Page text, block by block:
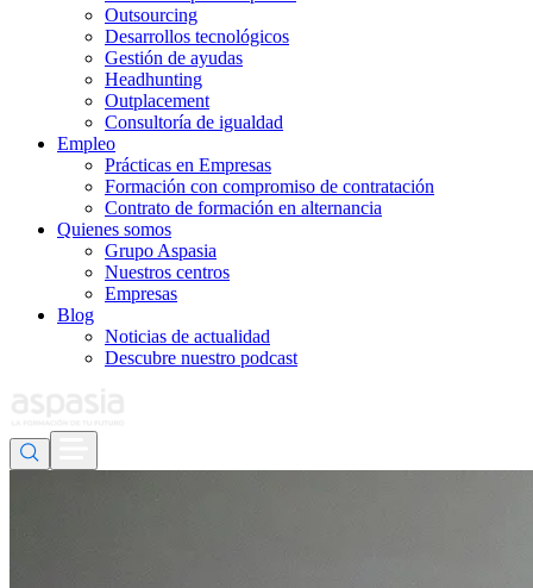
Outsourcing
Desarrollos tecnológicos
Gestión de ayudas
Headhunting
Outplacement
Consultoría de igualdad
Empleo
Prácticas en Empresas
Formación con compromiso de contratación
Contrato de formación en alternancia
Quienes somos
Grupo Aspasia
Nuestros centros
Empresas
Blog
Noticias de actualidad
Descubre nuestro podcast